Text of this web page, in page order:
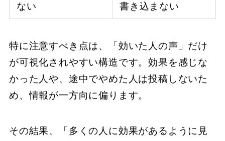
ない
書き込まない
特に注意すべき点は、「効いた人の声」だけ
が可視化されやすい構造です。効果を感じな
かった人や、途中でやめた人は投稿しないた
め、情報が一方向に偏ります。
その結果、「多くの人に効果があるように見